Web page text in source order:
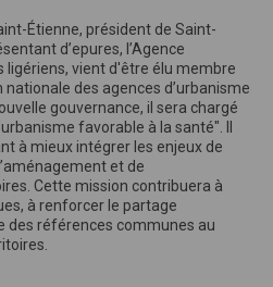
Étienne, président de Saint-
d’epures, l’Agence
ligériens, vient d'être élu membre
nationale des agences d’urbanisme
gouvernance, il sera chargé
favorable à la santé". Il
à mieux intégrer les enjeux de
et de
Cette mission contribuera à
à renforcer le partage
des références communes au